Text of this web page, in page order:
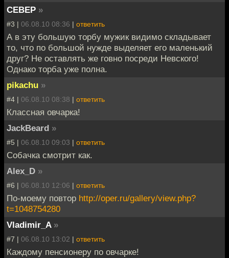
CEBEP »
#3 | 06.08.10 08:36 | ответить
А в эту большую торбу мужик видимо складывает
то, что по большой нужде выделяет его маленький
друг? Не оставлять же говно посреди Невского!
Однако торба уже полна.
pikachu »
#4 | 06.08.10 08:38 | ответить
Классная овчарка!
JackBeard »
#5 | 06.08.10 09:03 | ответить
Собачка смотрит как.
Alex_D »
#6 | 06.08.10 12:06 | ответить
По-моему повтор http://oper.ru/gallery/view.php?
t=1048754280
Vladimir_A »
#7 | 06.08.10 13:02 | ответить
Каждому пенсионеру по овчарке!